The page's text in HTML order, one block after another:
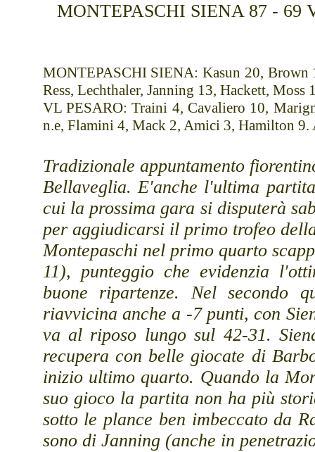
MONTEPASCHI SIENA 87 - 69
MONTEPASCHI SIENA: Kasun 20, Brown
Ress, Lechthaler, Janning 13, Hackett, Moss
VL PESARO: Traini 4, Cavaliero 10,
n.e, Flamini 4, Mack 2, Amici 3, Hamilton
Tradizionale appuntamento
Bellaveglia. E'anche l'ultima
cui la prossima gara si disputerà
per aggiudicarsi il primo trofeo
Montepaschi nel primo quarto
11), punteggio che evidenzia
buone ripartenze. Nel secondo
riavvicina anche a -7 punti, con
va al riposo lungo sul 42-31.
recupera con belle giocate di
inizio ultimo quarto. Quando la
suo gioco la partita non ha più
sotto le plance ben imbeccato da
sono di Janning (anche in